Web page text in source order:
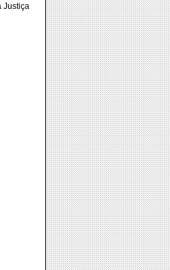
Justiça